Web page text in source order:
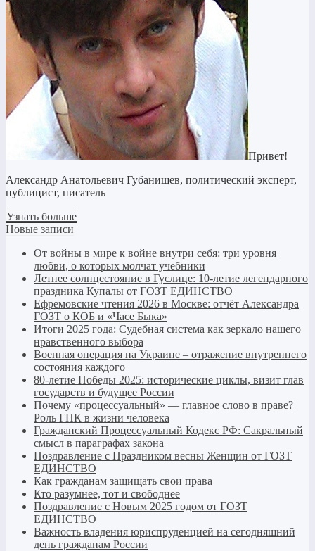
Привет!
Александр Анатольевич Губанищев, политический эксперт,
публицист, писатель
Узнать больше
Новые записи
От войны в мире к войне внутри себя: три уровня
любви, о которых молчат учебники
Летнее солнцестояние в Гуслице: 10-летие легендарного
праздника Купалы от ГОЗТ ЕДИНСТВО
Ефремовские чтения 2026 в Москве: отчёт Александра
ГОЗТ о КОБ и «Часе Быка»
Итоги 2025 года: Судебная система как зеркало нашего
нравственного выбора
Военная операция на Украине – отражение внутреннего
состояния каждого
80-летие Победы 2025: исторические циклы, визит глав
государств и будущее России
Почему «процессуальный» — главное слово в праве?
Роль ГПК в жизни человека
Гражданский Процессуальный Кодекс РФ: Сакральный
смысл в параграфах закона
Поздравление с Праздником весны Женщин от ГОЗТ
ЕДИНСТВО
Как гражданам защищать свои права
Кто разумнее, тот и свободнее
Поздравление с Новым 2025 годом от ГОЗТ
ЕДИНСТВО
Важность владения юриспруденцией на сегодняшний
день гражданам России